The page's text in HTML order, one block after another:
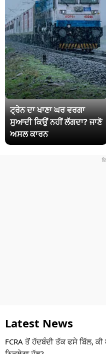
ਟ੍ਰੇਨ ਦਾ ਖਾਣਾ ਘਰ ਵਰਗਾ
ਸੁਆਦੀ ਕਿਉਂ ਨਹੀਂ ਲੱਗਦਾ? ਜਾਣੋ
ਅਸਲ ਕਾਰਨ
Latest News
FCRA ਤੋਂ ਹੱਦਬੰਦੀ ਤੱਕ ਫਸੇ ਬਿੱਲ,